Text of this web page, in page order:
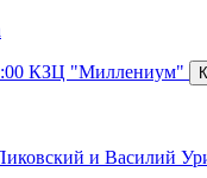
КЗЦ "Миллениум"
и Василий